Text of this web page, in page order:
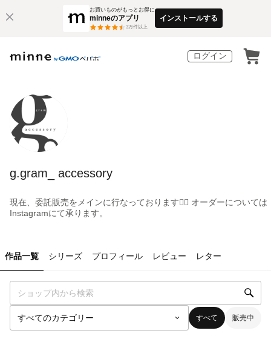
お買いものがもっとお得に
minneのアプリ
3万件以上
インストールする
ログイン
g.gram_ accessory
現在、委託販売をメインに行なっております🙂‍↕️ オーダーについては
Instagramにて承ります。
作品一覧 シリーズ プロフィール レビュー レター
すべて 販売中